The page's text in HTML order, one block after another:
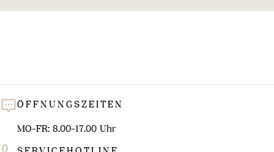
ÖFFNUNGSZEITEN
MO-FR: 8.00-17.00 Uhr